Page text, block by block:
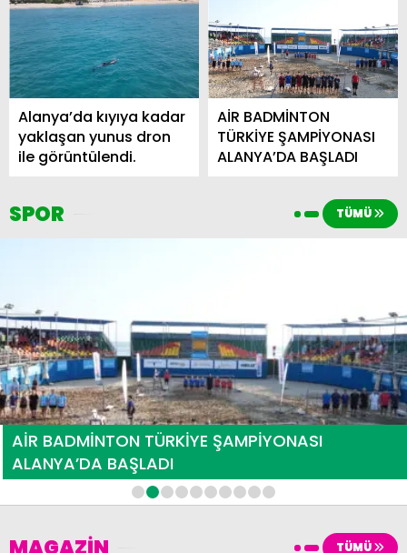
Alanya’da kıyıya kadar
yaklaşan yunus dron
ile görüntülendi.
AİR BADMİNTON
TÜRKİYE ŞAMPİYONASI
ALANYA’DA BAŞLADI
SPOR TÜMÜ
Filenin Sultanları, Milletler Ligi’nde Yarı Finale
Yükseldi!
2 3 4 5 6 7 8 9 10
TÜMÜ